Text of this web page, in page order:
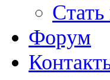
Форум